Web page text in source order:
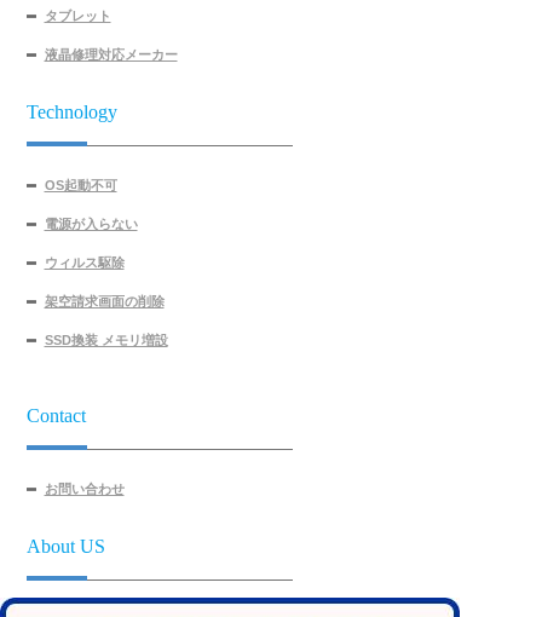
タブレット
液晶修理対応メーカー
Technology
OS起動不可
電源が入らない
ウィルス駆除
架空請求画面の削除
SSD換装 メモリ増設
Contact
お問い合わせ
About US